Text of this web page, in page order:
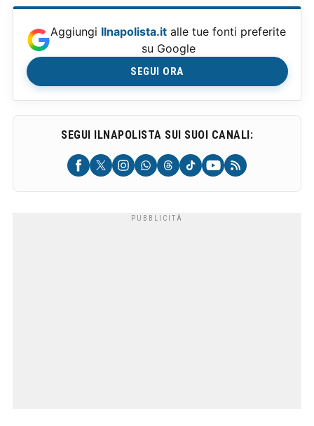
Aggiungi Ilnapolista.it alle tue fonti preferite
su Google
SEGUI ORA
SEGUI ILNAPOLISTA SUI SUOI CANALI: